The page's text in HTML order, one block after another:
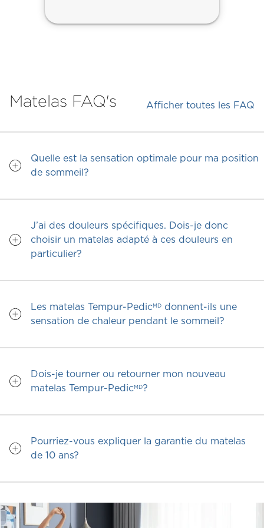
Matelas FAQ's Afficher toutes les FAQ
Quelle est la sensation optimale pour ma position
de sommeil?
J’ai des douleurs spécifiques. Dois-je donc
choisir un matelas adapté à ces douleurs en
particulier?
Les matelas Tempur-PedicMD donnent-ils une
sensation de chaleur pendant le sommeil?
Dois-je tourner ou retourner mon nouveau
matelas Tempur-PedicMD?
Pourriez-vous expliquer la garantie du matelas
de 10 ans?